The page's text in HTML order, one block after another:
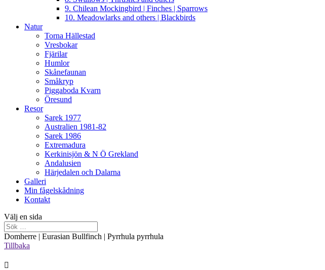
9. Chilean Mockingbird | Finches | Sparrows
10. Meadowlarks and others | Blackbirds
Natur
Torna Hällestad
Vresbokar
Fjärilar
Humlor
Skånefaunan
Småkryp
Piggaboda Kvarn
Öresund
Resor
Sarek 1977
Australien 1981-82
Sarek 1986
Extremadura
Kerkinisjön & N Ö Grekland
Andalusien
Härjedalen och Dalarna
Galleri
Min fågelskådning
Kontakt
Välj en sida
Domherre | Eurasian Bullfinch | Pyrrhula pyrrhula
Tillbaka
